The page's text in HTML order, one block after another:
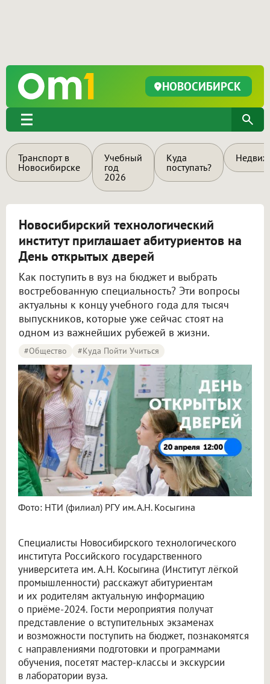
НОВОСИБИРСК
Транспорт в
Новосибирске
Учебный
год
2026
Куда
поступать?
Новосибирский технологический
институт приглашает абитуриентов на
День открытых дверей
Как поступить в вуз на бюджет и выбрать
востребованную специальность? Эти вопросы
актуальны к концу учебного года для тысяч
выпускников, которые уже сейчас стоят на
одном из важнейших рубежей в жизни.
#Общество #Куда Пойти Учиться
Фото: НТИ (филиал) РГУ им. А.Н. Косыгина
Специалисты Новосибирского технологического
института Российского государственного
университета им. А.Н. Косыгина (Институт лёгкой
промышленности) расскажут абитуриентам
и их родителям актуальную информацию
о приёме-2024. Гости мероприятия получат
представление о вступительных экзаменах
и возможности поступить на бюджет, познакомятся
с направлениями подготовки и программами
обучения, посетят мастер-классы и экскурсии
в лаборатории вуза.